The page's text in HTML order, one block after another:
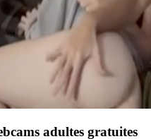
adultes gratuites